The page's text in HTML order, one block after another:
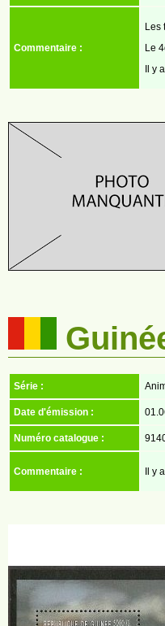
Commentaire :
Les
Le
Il y
Série :
Date d'émission :
Numéro catalogue :
Commentaire : Il y